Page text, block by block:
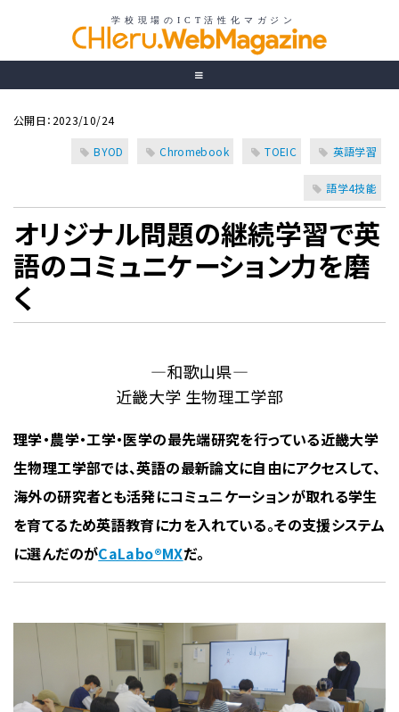
公開日：2023/10/24
BYOD Chromebook TOEIC 英語学習
語学4技能
オリジナル問題の継続学習で英
語のコミュニケーション力を磨
く
―和歌山県―
近畿大学 生物理工学部
理学・農学・工学・医学の最先端研究を行っている近畿大学
生物理工学部では、英語の最新論文に自由にアクセスして、
海外の研究者とも活発にコミュニケーションが取れる学生
を育てるため英語教育に力を入れている。その支援システム
に選んだのがCaLabo®MXだ。